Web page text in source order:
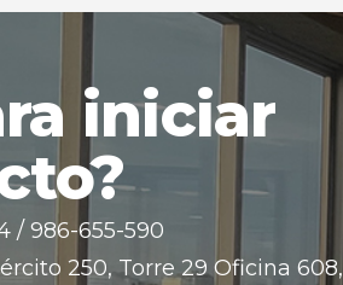
iniciar
/ 986-655-590
250, Torre 29 Oficina 608,